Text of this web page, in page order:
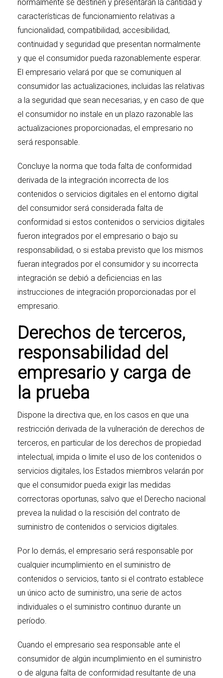
normalmente se destinen y presentarán la cantidad y
características de funcionamiento relativas a
funcionalidad, compatibilidad, accesibilidad,
continuidad y seguridad que presentan normalmente
y que el consumidor pueda razonablemente esperar.
El empresario velará por que se comuniquen al
consumidor las actualizaciones, incluidas las relativas
a la seguridad que sean necesarias, y en caso de que
el consumidor no instale en un plazo razonable las
actualizaciones proporcionadas, el empresario no
será responsable.
Concluye la norma que toda falta de conformidad
derivada de la integración incorrecta de los
contenidos o servicios digitales en el entorno digital
del consumidor será considerada falta de
conformidad si estos contenidos o servicios digitales
fueron integrados por el empresario o bajo su
responsabilidad, o si estaba previsto que los mismos
fueran integrados por el consumidor y su incorrecta
integración se debió a deficiencias en las
instrucciones de integración proporcionadas por el
empresario.
Derechos de terceros,
responsabilidad del
empresario y carga de
la prueba
Dispone la directiva que, en los casos en que una
restricción derivada de la vulneración de derechos de
terceros, en particular de los derechos de propiedad
intelectual, impida o limite el uso de los contenidos o
servicios digitales, los Estados miembros velarán por
que el consumidor pueda exigir las medidas
correctoras oportunas, salvo que el Derecho nacional
prevea la nulidad o la rescisión del contrato de
suministro de contenidos o servicios digitales.
Por lo demás, el empresario será responsable por
cualquier incumplimiento en el suministro de
contenidos o servicios, tanto si el contrato establece
un único acto de suministro, una serie de actos
individuales o el suministro continuo durante un
período.
Cuando el empresario sea responsable ante el
consumidor de algún incumplimiento en el suministro
o de alguna falta de conformidad resultante de una